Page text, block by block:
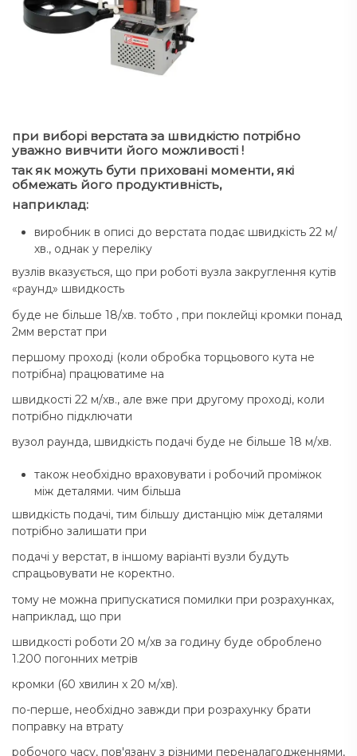
при виборі верстата за швидкістю потрібно
уважно вивчити його можливості !
так як можуть бути приховані моменти, які
обмежать його продуктивність,
наприклад:
виробник в описі до верстата подає швидкість 22 м/
хв., однак у переліку
вузлів вказується, що при роботі вузла закруглення кутів
«раунд» швидкость
буде не більше 18/хв. тобто , при поклейці кромки понад
2мм верстат при
першому проході (коли обробка торцьового кута не
потрібна) працюватиме на
швидкості 22 м/хв., але вже при другому проході, коли
потрібно підключати
вузол раунда, швидкість подачі буде не більше 18 м/хв.
також необхідно враховувати і робочий проміжок
між деталями. чим більша
швидкість подачі, тим більшу дистанцію між деталями
потрібно залишати при
подачі у верстат, в іншому варіанті вузли будуть
спрацьовувати не коректно.
тому не можна припускатися помилки при розрахунках,
наприклад, що при
швидкості роботи 20 м/хв за годину буде оброблено
1.200 погонних метрів
кромки (60 хвилин х 20 м/хв).
по-перше, необхідно завжди при розрахунку брати
поправку на втрату
робочого часу, пов'язану з різними переналагодженнями,